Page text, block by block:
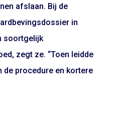
afslaan. Bij de
in
soortgelijk
zegt ze. “Toen leidde
de procedure en kortere